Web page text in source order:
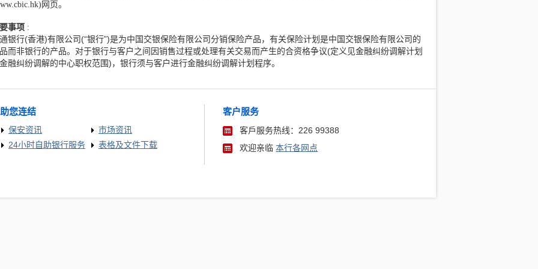
网页。
事项 :
银行(香港)有限公司(“银行”)是为中国交银保险有限公司分销保险产品，有关保险计划是中国交银保险有限公司的
而非银行的产品。对于银行与客户之间因销售过程或处理有关交易而产生的合资格争议(定义见金融纠纷调解计划
融纠纷调解的中心职权范围)，银行须与客户进行金融纠纷调解计划程序。
助您连结
保安资讯
市场资讯
24小时自助银行服务
表格及文件下载
客户服务
客戶服务热线：226 99388
欢迎亲临本行各网点